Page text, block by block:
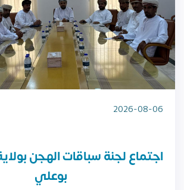
2026-08-06
اجتماع لجنة سباقات الهجن
بوعلي